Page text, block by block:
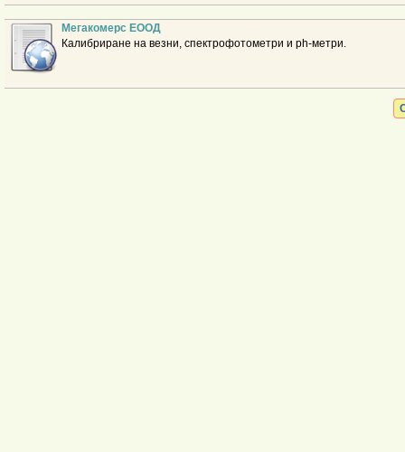
Мегакомерс ЕООД
Калибриране на везни, спектрофотометри и ph-метри.